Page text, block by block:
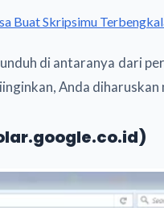
Buat Skripsimu
di antaranya dari
Anda